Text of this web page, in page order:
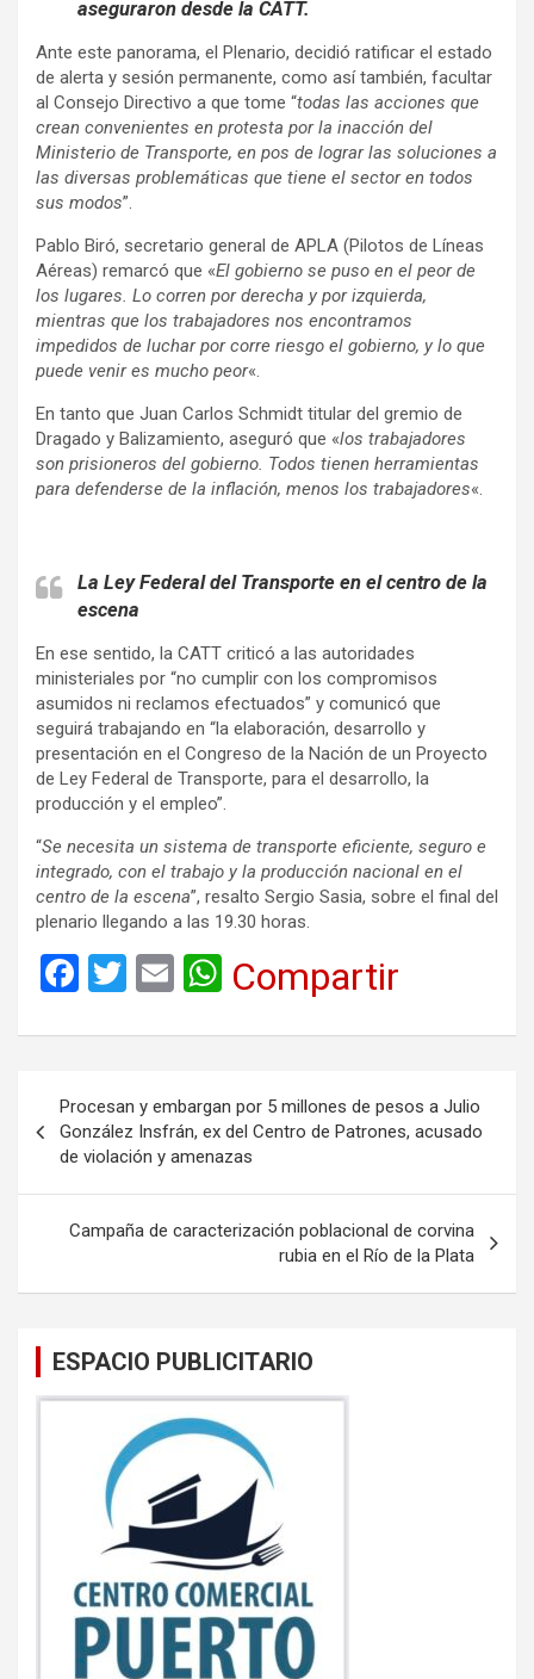
aseguraron desde la CATT.
Ante este panorama, el Plenario, decidió ratificar el estado
de alerta y sesión permanente, como así también, facultar
al Consejo Directivo a que tome “todas las acciones que
crean convenientes en protesta por la inacción del
Ministerio de Transporte, en pos de lograr las soluciones a
las diversas problemáticas que tiene el sector en todos
sus modos”.
Pablo Biró, secretario general de APLA (Pilotos de Líneas
Aéreas) remarcó que «El gobierno se puso en el peor de
los lugares. Lo corren por derecha y por izquierda,
mientras que los trabajadores nos encontramos
impedidos de luchar por corre riesgo el gobierno, y lo que
puede venir es mucho peor«.
En tanto que Juan Carlos Schmidt titular del gremio de
Dragado y Balizamiento, aseguró que «los trabajadores
son prisioneros del gobierno. Todos tienen herramientas
para defenderse de la inflación, menos los trabajadores«.
La Ley Federal del Transporte en el centro de la
escena
En ese sentido, la CATT criticó a las autoridades
ministeriales por “no cumplir con los compromisos
asumidos ni reclamos efectuados” y comunicó que
seguirá trabajando en “la elaboración, desarrollo y
presentación en el Congreso de la Nación de un Proyecto
de Ley Federal de Transporte, para el desarrollo, la
producción y el empleo”.
“Se necesita un sistema de transporte eficiente, seguro e
integrado, con el trabajo y la producción nacional en el
centro de la escena”, resalto Sergio Sasia, sobre el final del
plenario llegando a las 19.30 horas.
F
ce
o
o
k
T
tt
E
ail
W
at
A
p
p
Compartir
de
entradas
Procesan y embargan por 5 millones de pesos a Julio
González Insfrán, ex del Centro de Patrones, acusado
de violación y amenazas
Campaña de caracterización poblacional de corvina
rubia en el Río de la Plata
ESPACIO PUBLICITARIO